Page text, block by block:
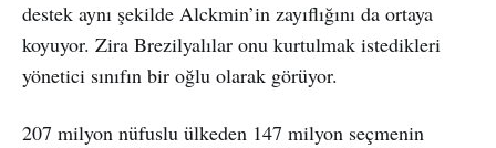
destek aynı şekilde Alckmin’in zayıflığını da ortaya
koyuyor. Zira Brezilyalılar onu kurtulmak istedikleri
yönetici sınıfın bir oğlu olarak görüyor.
207 milyon nüfuslu ülkeden 147 milyon seçmenin